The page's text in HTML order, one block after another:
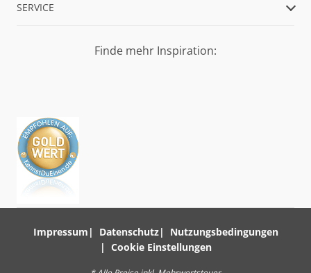
SERVICE
Finde mehr Inspiration:
Impressum Datenschutz
Nutzungsbedingungen
Cookie Einstellungen